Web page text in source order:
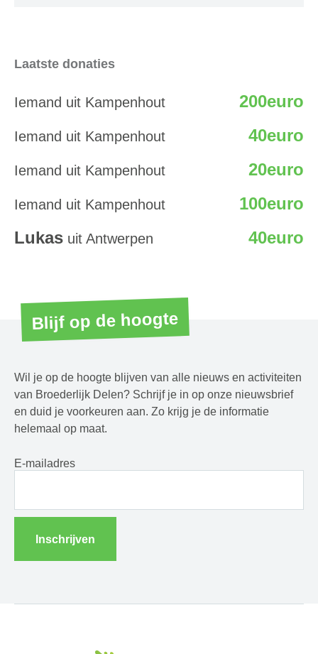
Laatste donaties
Iemand uit Kampenhout 200euro
Iemand uit Kampenhout 40euro
Iemand uit Kampenhout 20euro
Iemand uit Kampenhout
100euro
Lukas uit Antwerpen 40euro
Blijf op de hoogte
Wil je op de hoogte blijven van alle nieuws en activiteiten
van Broederlijk Delen? Schrijf je in op onze nieuwsbrief
en duid je voorkeuren aan. Zo krijg je de informatie
helemaal op maat.
E-mailadres
Inschrijven